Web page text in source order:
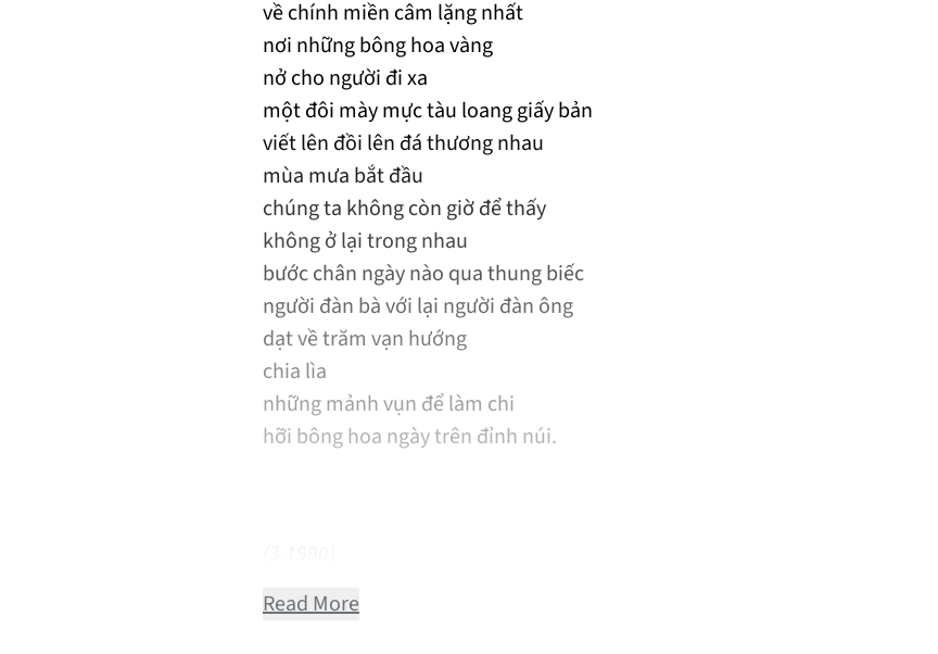
về chính miền câm lặng nhất
nơi những bông hoa vàng
nở cho người đi xa
một đôi mày mực tàu loang giấy bản
viết lên đồi lên đá thương nhau
mùa mưa bắt đầu
chúng ta không còn giờ để thấy
không ở lại trong nhau
bước chân ngày nào qua thung biếc
người đàn bà với lại người đàn ông
dạt về trăm vạn hướng
chia lìa
những mảnh vụn để làm chi
hỡi bông hoa ngày trên đỉnh núi.
Read More